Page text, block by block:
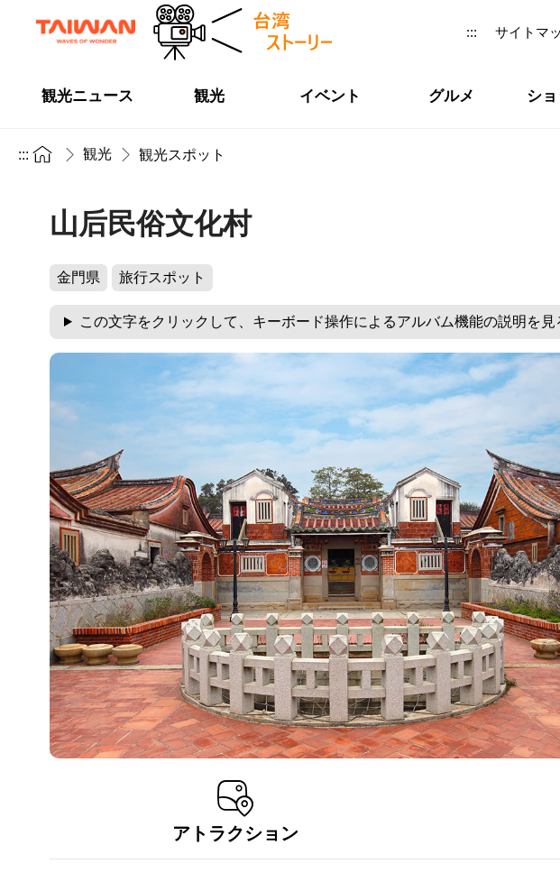
::: サイトマ
観光ニュース 観光 イベント グルメ シ
::: 観光 観光スポット
山后民俗文化村
金門県 旅行スポット
この文字をクリックして、キーボード操作によるアルバム機能の説明を見
アトラクション